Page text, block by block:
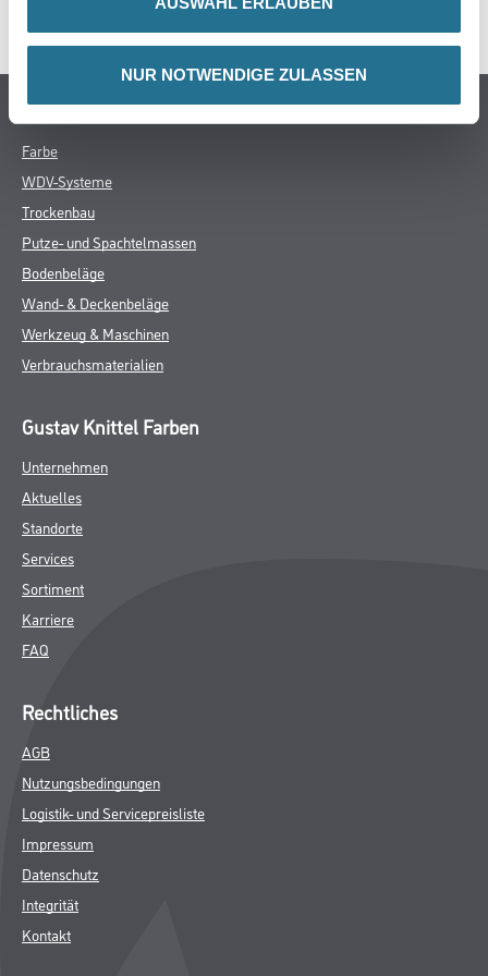
NUR NOTWENDIGE ZULASSEN
SPEZIFIKATIONEN
Online-Shop
Farbe
WDV-Systeme
Trockenbau
Putze- und Spachtelmassen
Bodenbeläge
Wand- & Deckenbeläge
Werkzeug & Maschinen
Verbrauchsmaterialien
Gustav Knittel Farben
Unternehmen
Aktuelles
Standorte
Services
Sortiment
Karriere
FAQ
Rechtliches
AGB
Nutzungsbedingungen
Logistik- und Servicepreisliste
Impressum
Datenschutz
Integrität
Kontakt